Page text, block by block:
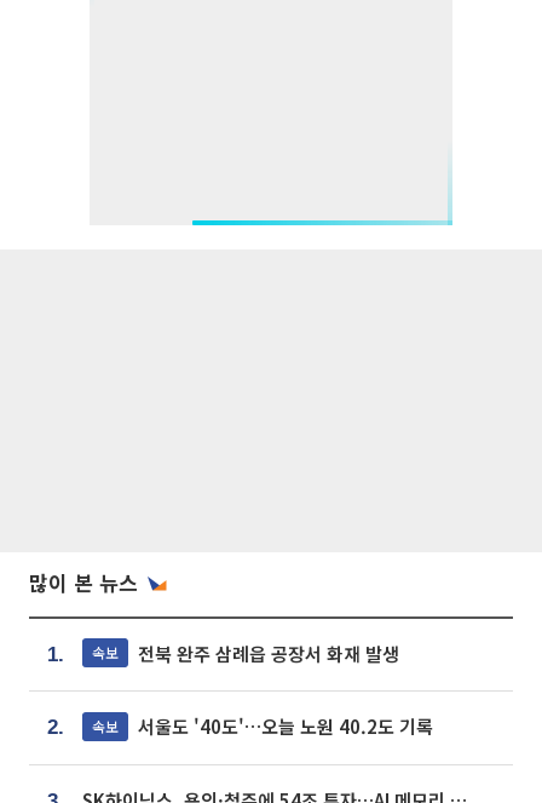
많이 본 뉴스
1. 속보 전북 완주 삼례읍 공장서 화재 발생
2. 속보 서울도 '40도'…오늘 노원 40.2도 기록